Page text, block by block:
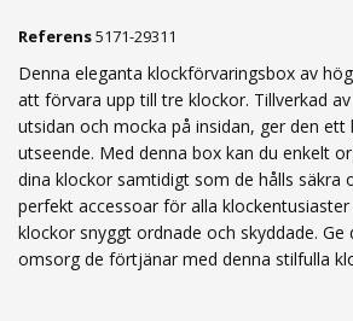
Referens5171-29311
Denna eleganta klockförvaringsbox av
att förvara upp till tre klockor. Tillverkad
utsidan och mocka på insidan, ger den
utseende. Med denna box kan du enkelt
dina klockor samtidigt som de hålls säkra
perfekt accessoar för alla
klockor snyggt ordnade och skyddade. Ge
omsorg de förtjänar med denna stilfulla